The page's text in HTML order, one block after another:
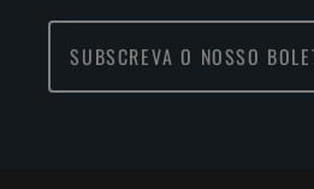
SUBSCREVA O NOSSO